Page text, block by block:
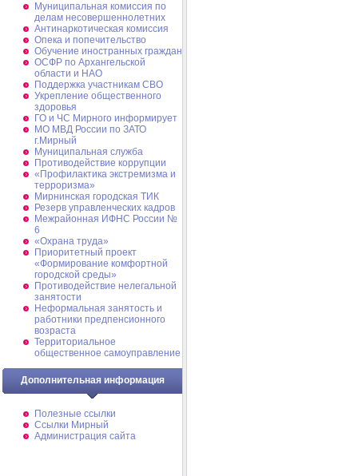
Муниципальная комиссия по
делам несовершеннолетних
Антинаркотическая комиссия
Опека и попечительство
Обучение иностранных граждан
ОСФР по Архангельской
области и НАО
Поддержка участникам СВО
Укрепление общественного
здоровья
ГО и ЧС Мирного информирует
МО МВД России по ЗАТО
г.Мирный
Муниципальная cлужба
Противодействие коррупции
«Профилактика экстремизма и
терроризма»
Мирнинская городская ТИК
Резерв управленческих кадров
Межрайонная ИФНС России №
6
«Охрана труда»
Приоритетный проект
«Формирование комфортной
городской среды»
Противодействие нелегальной
занятости
Неформальная занятость и
работники предпенсионного
возраста
Территориальное
общественное самоуправление
Дополнительная информация
Полезные ссылки
Ссылки Мирный
Администрация сайта